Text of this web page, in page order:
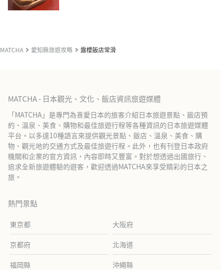
MATCHA 愛知縣旅遊攻略 露櫻飯店常滑
MATCHA - 日本觀光、文化、飯店資訊旅遊媒體
「MATCHA」是專門為喜愛日本的旅客介紹日本旅遊景點、飯店預
約、溫泉、美食、購物和最佳旅遊行程等各種資訊的日本旅遊媒體
平台。以多達10種語言來提供觀光景點、飯店、溫泉、美食、購
物、觀光地的交通方式及最佳旅遊行程。此外，也有刊登日本政府
機關和企業的官方資訊，內容即時又豐富。對於想透過出國旅行、
追求全新旅遊體驗的遊客，歡迎透過MATCHA來享受精彩的日本之
旅。
熱門景點
東京都 大阪府
京都府 北海道
福岡縣 沖繩縣